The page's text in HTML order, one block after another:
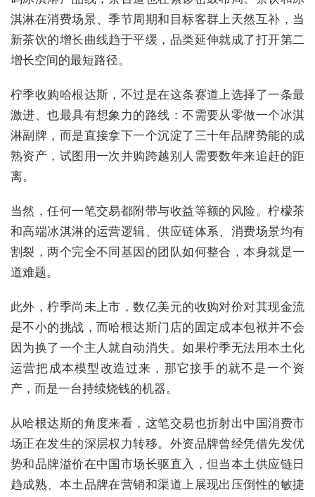
淇淋在消费场景、季节周期和目标客群上天然互补，当
新茶饮的增长曲线趋于平缓，品类延伸就成了打开第二
增长空间的最短路径。
柠季收购哈根达斯，不过是在这条赛道上选择了一条最
激进、也最具有想象力的路线：不需要从零做一个冰淇
淋副牌，而是直接拿下一个沉淀了三十年品牌势能的成
熟资产，试图用一次并购跨越别人需要数年来追赶的距
离。
当然，任何一笔交易都附带与收益等额的风险。柠檬茶
和高端冰淇淋的运营逻辑、供应链体系、消费场景均有
割裂，两个完全不同基因的团队如何整合，本身就是一
道难题。
此外，柠季尚未上市，数亿美元的收购对价对其现金流
是不小的挑战，而哈根达斯门店的固定成本包袱并不会
因为换了一个主人就自动消失。如果柠季无法用本土化
运营把成本模型改造过来，那它接手的就不是一个资
产，而是一台持续烧钱的机器。
从哈根达斯的角度来看，这笔交易也折射出中国消费市
场正在发生的深层权力转移。外资品牌曾经凭借先发优
势和品牌溢价在中国市场长驱直入，但当本土供应链日
趋成熟、本土品牌在营销和渠道上展现出压倒性的敏捷